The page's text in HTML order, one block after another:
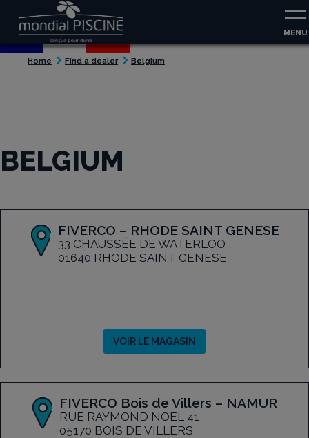
MENU
Home Find a dealer Belgium
BELGIUM
FIVERCO – RHODE SAINT GENESE
33 CHAUSSÉE DE WATERLOO
01640 RHODE SAINT GENESE
VOIR LE MAGASIN
FIVERCO Bois de Villers – NAMUR
RUE RAYMOND NOEL 41
05170 BOIS DE VILLERS